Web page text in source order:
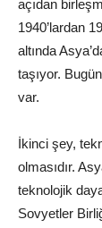
açıdan
1940’lardan
altında
taşıyor.
var.
İkinci şey,
olmasıdır.
teknolojik
Sovyetler